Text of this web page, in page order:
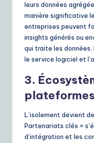
leurs données
manière significative
entreprises peuvent
insights générés ou
qui traite les
le service logiciel et
3.
L’isolement devient
Partenariats clés »
d’intégration et les